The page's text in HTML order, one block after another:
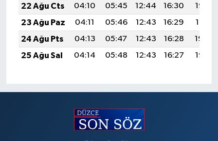
22 Ağu Cts
04:10 05:45 12:44 16:30
19:33
23 Ağu Paz
04:11 05:46 12:43 16:29
19:31
24 Ağu Pts
04:13 05:47 12:43 16:28
19:30
25 Ağu Sal
04:14 05:48 12:43 16:27 19:28